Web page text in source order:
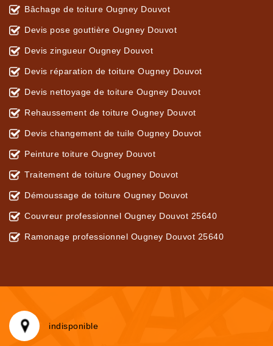
Bâchage de toiture Ougney Douvot
Devis pose gouttière Ougney Douvot
Devis zingueur Ougney Douvot
Devis réparation de toiture Ougney Douvot
Devis nettoyage de toiture Ougney Douvot
Rehaussement de toiture Ougney Douvot
Devis changement de tuile Ougney Douvot
Peinture toiture Ougney Douvot
Traitement de toiture Ougney Douvot
Démoussage de toiture Ougney Douvot
Couvreur professionnel Ougney Douvot 25640
Ramonage professionnel Ougney Douvot 25640
indisponible